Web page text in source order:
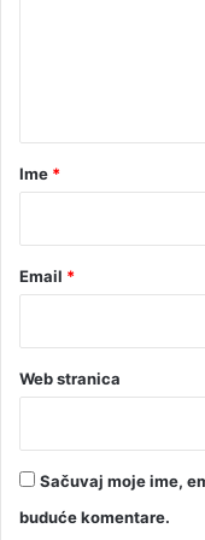
rIme *
Email *
Web stranica
Sačuvaj moje ime,
buduće komentare.